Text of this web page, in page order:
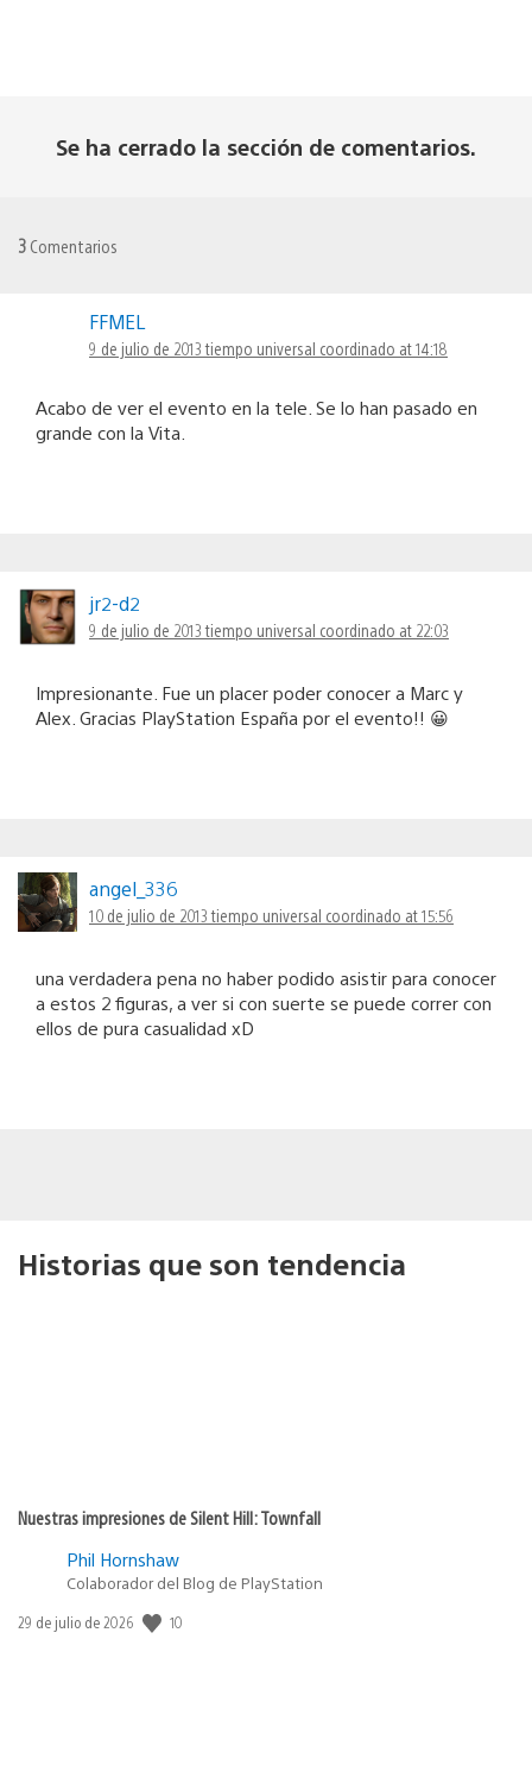
Se ha cerrado la sección de comentarios.
3 Comentarios
FFMEL
9 de julio de 2013 tiempo universal coordinado at 14:18
Acabo de ver el evento en la tele. Se lo han pasado en
grande con la Vita.
jr2-d2
9 de julio de 2013 tiempo universal coordinado at 22:03
Impresionante. Fue un placer poder conocer a Marc y
Alex. Gracias PlayStation España por el evento!! 😀
angel_336
10 de julio de 2013 tiempo universal coordinado at 15:56
una verdadera pena no haber podido asistir para conocer
a estos 2 figuras, a ver si con suerte se puede correr con
ellos de pura casualidad xD
Historias que son tendencia
Nuestras impresiones de Silent Hill: Townfall
Phil Hornshaw
Colaborador del Blog de PlayStation
Fecha
29 de julio de 2026 10